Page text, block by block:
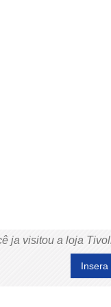
ja visitou a loja
Insera